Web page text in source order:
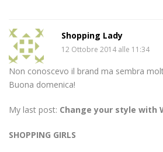
Shopping Lady
12 Ottobre 2014 alle 11:34
Non conoscevo il brand ma sembra
Buona domenica!
My last post: Change your style with
SHOPPING GIRLS